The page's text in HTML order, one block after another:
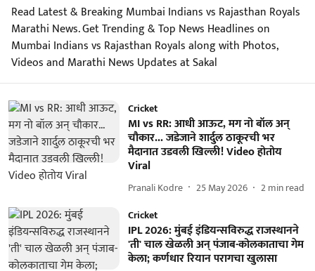
Read Latest & Breaking Mumbai Indians vs Rajasthan Royals
Marathi News. Get Trending & Top News Headlines on
Mumbai Indians vs Rajasthan Royals along with Photos,
Videos and Marathi News Updates at Sakal
Cricket
MI vs RR: आधी आऊट, मग नो बॉल अन्
चौकार... जडेजाने शार्दुल ठाकूरची भर
मैदानात उडवली खिल्ली! Video होतोय
Viral
Pranali Kodre 25 May 2026 2min read
Cricket
IPL 2026: मुंबई इंडियन्सविरुद्ध राजस्थानने
'ती' चाल खेळली अन् पंजाब-कोलकाताचा गेम
केला; कर्णधार रियान परागचा खुलासा